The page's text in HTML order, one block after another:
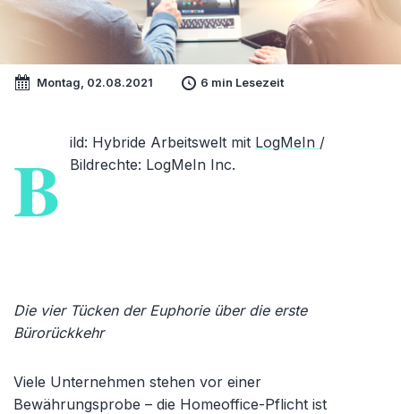
Montag, 02.08.2021 6 min Lesezeit
B ild: Hybride Arbeitswelt mit LogMeIn /
Bildrechte: LogMeIn Inc.
Die vier Tücken der Euphorie über die erste
Bürorückkehr
Viele Unternehmen stehen vor einer
Bewährungsprobe – die Homeoffice-Pflicht ist